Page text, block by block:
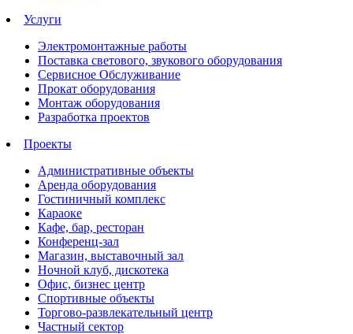
Услуги
Электромонтажные работы
Поставка светового, звукового оборудования
Сервисное Обслуживание
Прокат оборудования
Монтаж оборудования
Разработка проектов
Проекты
Административные объекты
Аренда оборудования
Гостиничный комплекс
Караоке
Кафе, бар, ресторан
Конференц-зал
Магазин, выставочный зал
Ночной клуб, дискотека
Офис, бизнес центр
Спортивные объекты
Торгово-развлекательный центр
Частный сектор